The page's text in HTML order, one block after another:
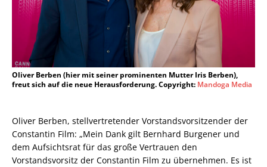
Oliver Berben (hier mit seiner prominenten Mutter Iris Berben),
freut sich auf die neue Herausforderung. Copyright: Mandoga Media
Oliver Berben, stellvertretender Vorstandsvorsitzender der
Constantin Film: „Mein Dank gilt Bernhard Burgener und
dem Aufsichtsrat für das große Vertrauen den
Vorstandsvorsitz der Constantin Film zu übernehmen. Es ist